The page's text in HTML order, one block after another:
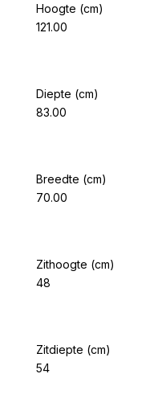
Hoogte (cm)
121.00
Diepte (cm)
83.00
Breedte (cm)
70.00
Zithoogte (cm)
48
Zitdiepte (cm)
54